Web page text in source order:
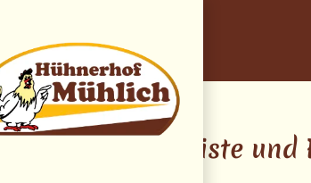
Preisliste
Unsere Preisliste